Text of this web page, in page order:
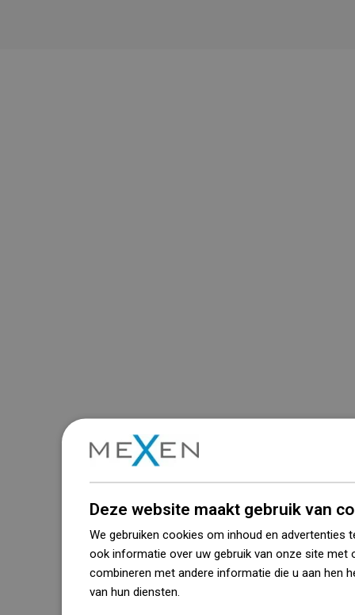
Deze website maakt gebruik van
We gebruiken cookies om inhoud en advertenties
ook informatie over uw gebruik van onze site met
combineren met andere informatie die u aan hen
van hun diensten.